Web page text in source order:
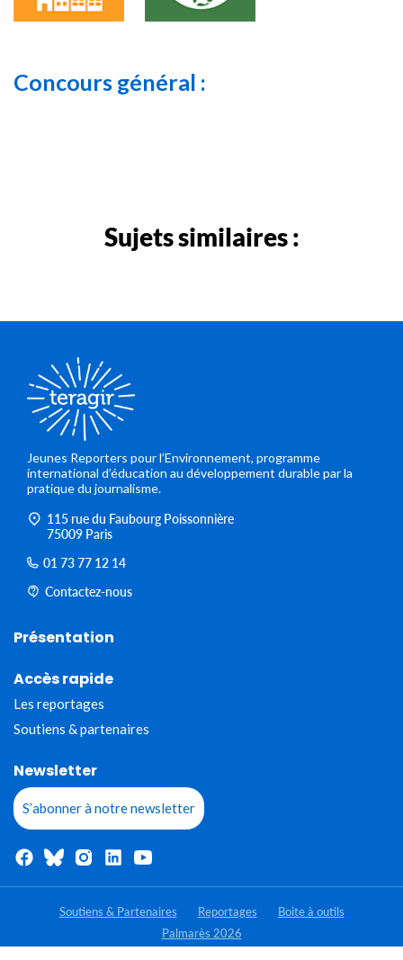
Concours général :
Sujets similaires :
Jeunes Reporters pour l’Environnement, programme
international d’éducation au développement durable par la
pratique du journalisme.
115 rue du Faubourg Poissonnière
75009 Paris
01 73 77 12 14
Contactez-nous
Présentation
Accès rapide
Les reportages
Soutiens & partenaires
Newsletter
S’abonner à notre newsletter
Soutiens & Partenaires Reportages
Boite à outils
Palmarès 2026